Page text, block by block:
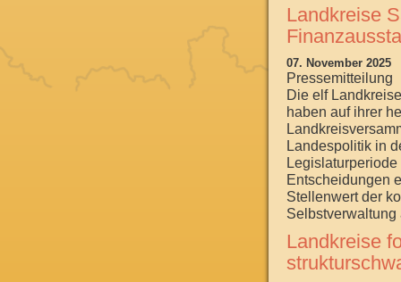
Landkreise
07. November 2025
Pressemitteilung
Die elf
haben auf ihrer
Landespolitik in
Entscheidungen
Stellenwert der
Landkreise